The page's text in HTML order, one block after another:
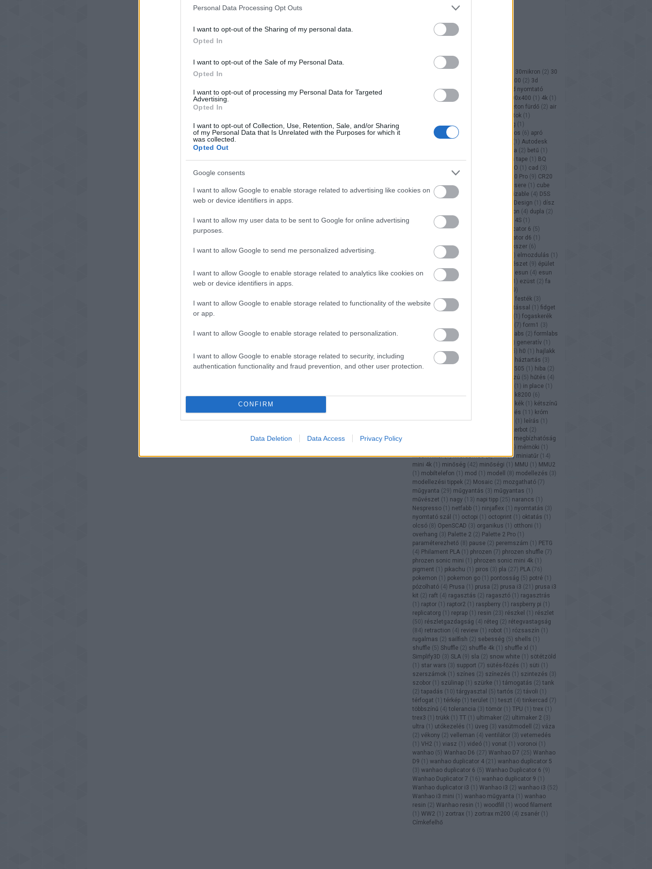
Personal Data Processing Opt Outs
I want to opt-out of the Sharing of my personal data.
Opted In
I want to opt-out of the Sale of my Personal Data.
Opted In
I want to opt-out of processing my Personal Data for Targeted
Advertising.
Opted In
I want to opt-out of Collection, Use, Retention, Sale, and/or Sharing
of my Personal Data that Is Unrelated with the Purposes for which it
was collected.
Opted Out
Google consents
I want to allow Google to enable storage related to advertising like cookies on
web or device identifiers in apps.
I want to allow my user data to be sent to Google for online advertising
purposes.
I want to allow Google to send me personalized advertising.
I want to allow Google to enable storage related to analytics like cookies on
web or device identifiers in apps.
I want to allow Google to enable storage related to functionality of the website
or app.
I want to allow Google to enable storage related to personalization.
I want to allow Google to enable storage related to security, including
authentication functionality and fraud prevention, and other user protection.
CONFIRM
Data Deletion Data Access Privacy Policy
CÍMKÉK
30mikron (2 ) 30
3DSystems Projet 1200 (2 ) 3d
modellezés (2) 3d nyomtatás
3d nyomtató
3D nyomtató 400x400 (1 ) 4k (1 )
aceton fürdő (2 ) air
alakzatok (1 )
alátámasztás (60 anyag (1 )
anyagszükséglet
aprólékos (6 ) apró
(1 ) Autodesk
béka (2 ) betű (1 )
bluecast (3) Bluecast blue painters tape (1 ) BQ
C-3PO (1 ) cad (3 )
come3d CR-20 Pro (9 ) CR20
Creality (9) creatr csere (1 ) cube
(1) cubex ) cura customizable (4) D5S
DevilDesign (1 ) dísz
dual extrusion (4) dupla (2 )
Duplicator
1) duplicator duplicator 4S (1 )
duplicator 4X (1) duplicator 6 (5 )
duplicator d6 (1 )
duplicator i3 (12) ékszer (6 )
ékszerészeti
ékszer nyomtatás ) elmozdulás (1 )
építészet (9 ) épület
( 3) érdekes (104 ) esun (4) esun
2) esun PETG ) ezüst (2 ) fa
9 )
felpöndörödés (3 festék (3 )
festés
6 festett fidget 3d nyomtatással (1 ) fidget
(1 ) fogaskerék
(7 ) form1 (3 )
10 forma Formlabs (2 ) formlabs
funtodo (1) Fun To Do ) generatív (1 )
) gyorsaság 5 ) h0 (1 ) hajlakk
hasznos ( hatalmas háztartás (3 )
HBP
Hesine m505 (1 ) hiba (2 )
hosszú (5 ) hűtés (4)
(1 ) in place (1 )
jármű (2) játék (34) játek k8200 (6 )
kék (1 ) kétszínű
kitöltés (11 ) króm
festék (1) külső hűtés (1 ) leírás (1 )
makerbot (2 )
megbízhatóság
24) mérnöki (1 )
meshmixer (1) MicroSwiss (2) mini (1) miniatűr (14)
mini 4k (1 ) minőség (42 ) minőségi (1 ) MMU (1 ) MMU2
(1 ) mobiltelefon (1 ) mod (1 ) modell (8 ) modellezés (3 )
modellezési tippek (2 ) Mosaic (2 ) mozgatható (7 )
műgyanta (29 ) műgyantás (3 ) műgyantas (1 )
művészet (1 ) nagy (13 ) napi tipp (25 ) narancs (1 )
Nespresso (1 ) netfabb (1 ) ninjaflex (1 ) nyomtatás (3 )
nyomtató szál (1 ) octopi (1 ) octoprint (1 ) oktatás (1 )
olcsó (8 ) OpenSCAD (3 ) organikus (1 ) otthoni (1 )
overhang (3 ) Palette 2 (2 ) Palette 2 Pro (1 )
paraméterezhető (8 ) pause (2 ) peremszám (1 ) PETG
(4) Philament PLA (1 ) phrozen (7 ) phrozen shuffle (7 )
phrozen sonic mini (1 ) phrozen sonic mini 4k (1 )
pigment (1 ) pikachu (1 ) piros (3 ) pla (27 ) PLA (76 )
pokemon (1 ) pokemon go (1 ) pontosság (5 ) potré (1 )
pózolható (4) Prusa (1 ) prusa (2 ) prusa i3 (21 ) prusa i3
kit (2 ) raft (4) ragasztás (2 ) ragasztó (1 ) ragasztrás
(1 ) raptor (1 ) raptor2 (1 ) raspberry (1 ) raspberry pi (1 )
replicatorg (1 ) reprap (1 ) resin (23 ) részkel (1 ) részlet
(50 ) részletgazdagság (4) réteg (2 ) rétegvastagság
(84) retraction (4) review (1 ) robot (1 ) rózsaszín (1 )
rugalmas (2 ) sailfish (2 ) sebesség (5 ) shells (1 )
shuffle (5 ) Shuffle (2 ) shuffle 4k (1 ) shuffle xl (1 )
Simplify3D (3 ) SLA (9 ) sla (2 ) snow white (1 ) sötétzöld
(1 ) star wars (3 ) support (7 ) sütés-főzés (1 ) süti (1 )
szerszámok (1 ) színes (2 ) színezés (1 ) szintezés (3 )
szobor (1 ) szülinap (1 ) szürke (1 ) támogatás (2 ) tank
(2 ) tapadás (10 ) tárgyasztal (5 ) tartós (2 ) távoli (1 )
térfogat (1 ) térkép (1 ) terület (1 ) teszt (4) tinkercad (7 )
többszínű (4) tolerancia (3 ) tömör (1 ) TPU (1 ) trex (1 )
trex3 (1 ) trükk (1 ) TT (1 ) ultimaker (2 ) ultimaker 2 (3 )
ultra (1 ) utókezelés (1 ) üveg (3 ) vasútmodell (2 ) váza
(2 ) vékony (2 ) velleman (4) ventilátor (3 ) vetemedés
(1 ) VH2 (1 ) viasz (1 ) videó (1 ) vonat (1 ) voronoi (1 )
wanhao (5 ) Wanhao D6 (27 ) Wanhao D7 (25 ) Wanhao
D9 (1 ) wanhao duplicator 4 (21 ) wanhao duplicator 5
(3 ) wanhao duplicator 6 (5 ) Wanhao Duplicator 6 (9 )
Wanhao Duplicator 7 (16 ) wanhao duplicator 9 (1 )
Wanhao duplicator i3 (1 ) Wanhao i3 (2 ) wanhao i3 (52 )
Wanhao i3 mini (1 ) wanhao műgyanta (1 ) wanhao
resin (2 ) Wanhao resin (1 ) woodfill (1 ) wood filament
(1 ) WW2 (1 ) zortrax (1 ) zortrax m200 (4) zsanér (1 )
Címkefelhő